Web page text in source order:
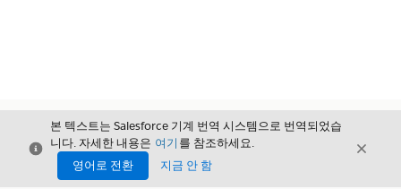
닫기
본 텍스트는 Salesforce 기계 번역 시스템으로 번역되었습
니다. 자세한 내용은 여기 를 참조하세요.
영어로 전환
지금 안 함
닫기